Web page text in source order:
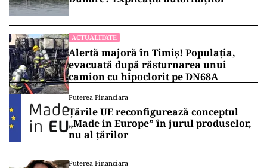
ACTUALITATE
Alertă majoră în Timiș! Populația,
evacuată după răsturnarea unui
camion cu hipoclorit pe DN68A
Puterea Financiara
Țările UE reconfigurează conceptul
„Made in Europe” în jurul produselor,
nu al țărilor
Puterea Financiara